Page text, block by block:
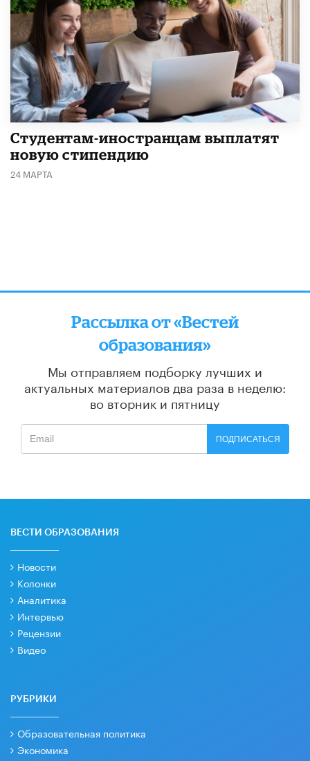
Студентам-иностранцам выплатят
новую стипендию
24 МАРТА
Рассылка от «Вестей
образования»
Мы отправляем подборку лучших и
актуальных материалов два раза в неделю:
во вторник и пятницу
ПОДПИСАТЬСЯ
ВЕСТИ ОБРАЗОВАНИЯ
Новости
Колонки
Аналитика
Интервью
Рецензии
Видео
РУБРИКИ
Образовательная политика
Экономика